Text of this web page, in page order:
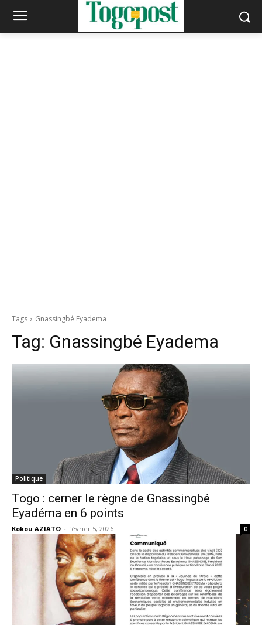
Tags Gnassingbé Eyadema
Tag: Gnassingbé Eyadema
Politique
Togo : cerner le règne de Gnassingbé
Eyadéma en 6 points
Kokou AZIATO - février 5, 2026 0